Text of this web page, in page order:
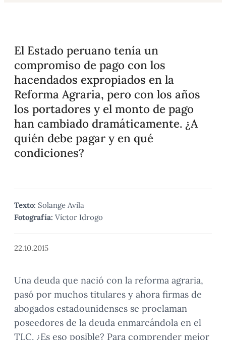
El Estado peruano tenía un
compromiso de pago con los
hacendados expropiados en la
Reforma Agraria, pero con los años
los portadores y el monto de pago
han cambiado dramáticamente. ¿A
quién debe pagar y en qué
condiciones?
Texto: Solange Avila
Fotografía: Víctor Idrogo
22.10.2015
Una deuda que nació con la reforma agraria,
pasó por muchos titulares y ahora firmas de
abogados estadounidenses se proclaman
poseedores de la deuda enmarcándola en el
TLC. ¿Es eso posible? Para comprender mejor